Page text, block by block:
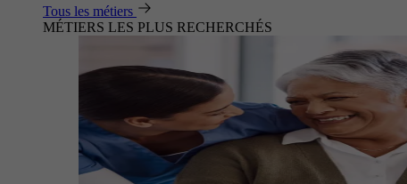
Tous les métiers
MÉTIERS LES PLUS RECHERCHÉS